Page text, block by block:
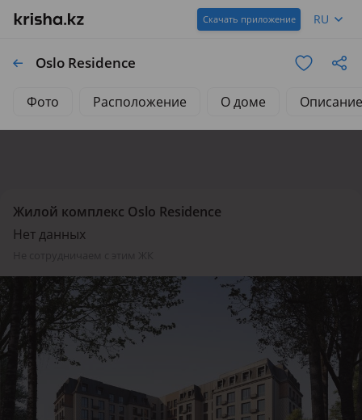
Скачать приложение RU
Oslo Residence
Фото Расположение О доме Описание
Жилой комплекс Oslo Residence
Нет данных